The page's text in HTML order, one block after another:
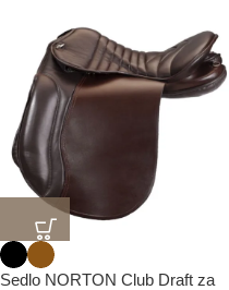
Sedlo NORTON Club Draft za